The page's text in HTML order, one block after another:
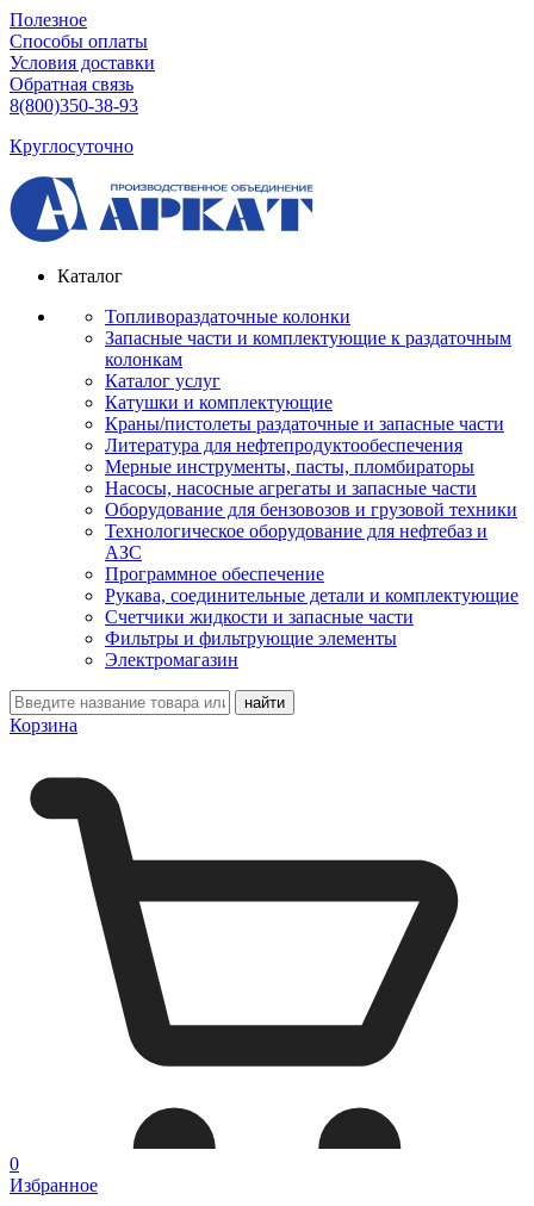
Полезное
Способы оплаты
Условия доставки
Обратная связь
8(800)350-38-93
Круглосуточно
Каталог
Топливораздаточные колонки
Запасные части и комплектующие к раздаточным
колонкам
Каталог услуг
Катушки и комплектующие
Краны/пистолеты раздаточные и запасные части
Литература для нефтепродуктообеспечения
Мерные инструменты, пасты, пломбираторы
Насосы, насосные агрегаты и запасные части
Оборудование для бензовозов и грузовой техники
Технологическое оборудование для нефтебаз и
АЗС
Программное обеспечение
Рукава, соединительные детали и комплектующие
Счетчики жидкости и запасные части
Фильтры и фильтрующие элементы
Электромагазин
Корзина
0
Избранное